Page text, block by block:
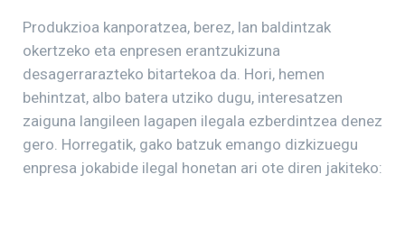
Produkzioa kanporatzea, berez, lan baldintzak
okertzeko eta enpresen erantzukizuna
desagerrarazteko bitartekoa da. Hori, hemen
behintzat, albo batera utziko dugu, interesatzen
zaiguna langileen lagapen ilegala ezberdintzea denez
gero. Horregatik, gako batzuk emango dizkizuegu
enpresa jokabide ilegal honetan ari ote diren jakiteko: